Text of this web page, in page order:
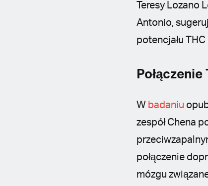
Teresy
Antonio,
potencjału
W badaniu
zespół Chena
połączenie
mózgu